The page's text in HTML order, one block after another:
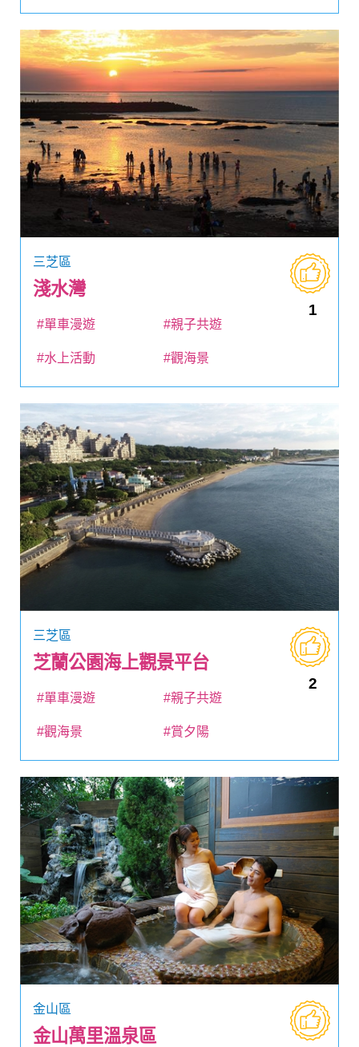
三芝區
淺水灣
1
#單車漫遊 #親子共遊
#水上活動 #觀海景
三芝區
芝蘭公園海上觀景平台
2
#單車漫遊 #親子共遊
#觀海景 #賞夕陽
金山區
金山萬里溫泉區